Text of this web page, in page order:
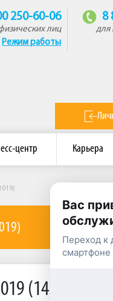
250-60-06
лиц
Режим работы
8
для
центр Карьера
(14.11.2019)
Вас
Переход к
смартфоне